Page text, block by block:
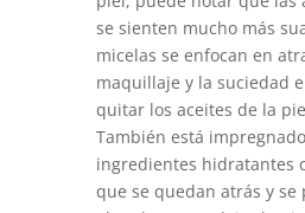
se sienten mucho más
micelas se enfocan en
maquillaje y la suciedad
quitar los aceites de la
También está
ingredientes hidratantes
que se quedan atrás y se